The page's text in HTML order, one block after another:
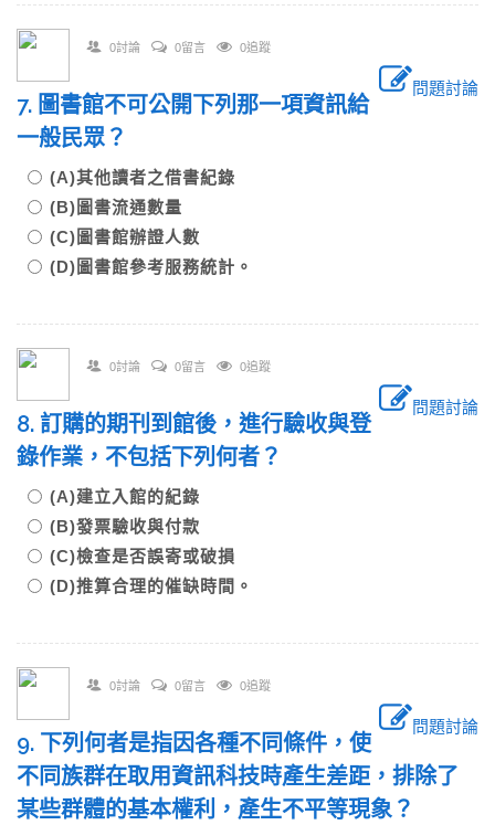
0討論 0留言 0追蹤
問題討論
7. 圖書館不可公開下列那一項資訊給
一般民眾？
(A)其他讀者之借書紀錄
(B)圖書流通數量
(C)圖書館辦證人數
(D)圖書館參考服務統計。
0討論 0留言 0追蹤
問題討論
8. 訂購的期刊到館後，進行驗收與登
錄作業，不包括下列何者？
(A)建立入館的紀錄
(B)發票驗收與付款
(C)檢查是否誤寄或破損
(D)推算合理的催缺時間。
0討論 0留言 0追蹤
問題討論
9. 下列何者是指因各種不同條件，使
不同族群在取用資訊科技時產生差距，排除了
某些群體的基本權利，產生不平等現象？